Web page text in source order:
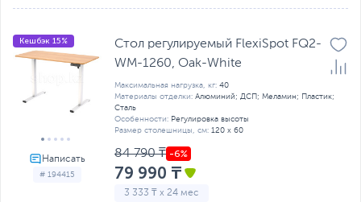
# 194415
Кешбэк 15%
Стол регулируемый FlexiSpot FQ2-
WM-1260, Oak-White
Максимальная нагрузка, кг: 40
Материалы отделки: Алюминий; ДСП; Меламин; Пластик;
Сталь
Особенности: Регулировка высоты
Размер столешницы, см: 120 х 60
84 790 ₸
79 990 ₸
3 333 ₸ x 24 мес